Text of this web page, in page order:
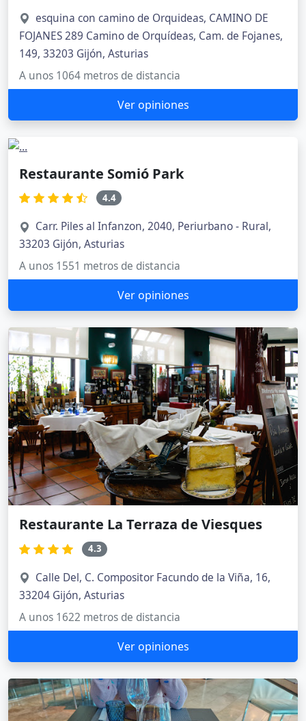
esquina con camino de Orquideas, CAMINO DE
FOJANES 289 Camino de Orquídeas, Cam. de Fojanes,
149, 33203 Gijón, Asturias
A unos 1064 metros de distancia
Ver opiniones
Restaurante Somió Park
4.4
Carr. Piles al Infanzon, 2040, Periurbano - Rural,
33203 Gijón, Asturias
A unos 1551 metros de distancia
Ver opiniones
Restaurante La Terraza de Viesques
4.3
Calle Del, C. Compositor Facundo de la Viña, 16,
33204 Gijón, Asturias
A unos 1622 metros de distancia
Ver opiniones